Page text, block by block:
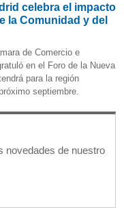
celebra el impacto
la Comunidad y del
de Comercio e
en el Foro de la Nueva
para la región
septiembre.
novedades de nuestro